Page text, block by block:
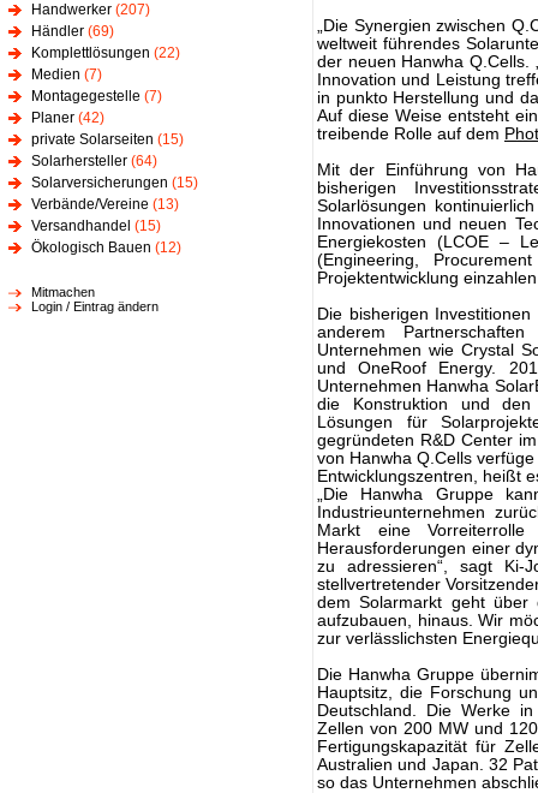
Handwerker (207)
Händler (69)
Komplettlösungen (22)
Medien (7)
Montagegestelle (7)
Planer (42)
private Solarseiten (15)
Solarhersteller (64)
Solarversicherungen (15)
Verbände/Vereine (13)
Versandhandel (15)
Ökologisch Bauen (12)
Mitmachen
Login / Eintrag ändern
„Die Synergien zwischen
weltweit führendes
der neuen Hanwha Q.Cells.
Innovation und Leistung
in punkto Herstellung und
Auf diese Weise entsteht
treibende Rolle auf dem
Mit der Einführung von
bisherigen
Solarlösungen
Innovationen und neuen
Energiekosten (LCOE –
(Engineering,
Projektentwicklung
Die bisherigen
anderem
Unternehmen wie Crystal
und OneRoof Energy.
Unternehmen Hanwha
die Konstruktion und
Lösungen für
gegründeten R&D Center
von Hanwha Q.Cells
Entwicklungszentren, heißt
„Die Hanwha Gruppe
Industrieunternehmen
Markt eine
Herausforderungen einer
zu adressieren“, sagt Ki-
stellvertretender
dem Solarmarkt geht über
aufzubauen, hinaus. Wir
zur verlässlichsten
Die Hanwha Gruppe
Hauptsitz, die Forschung
Deutschland. Die Werke
Zellen von 200 MW und
Fertigungskapazität für
Australien und Japan. 32
so das Unternehmen